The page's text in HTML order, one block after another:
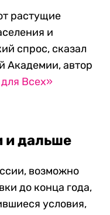
растущие
и
спрос, сказал
Академии, автор
Всех»
и дальше
возможно
до конца года,
условия,